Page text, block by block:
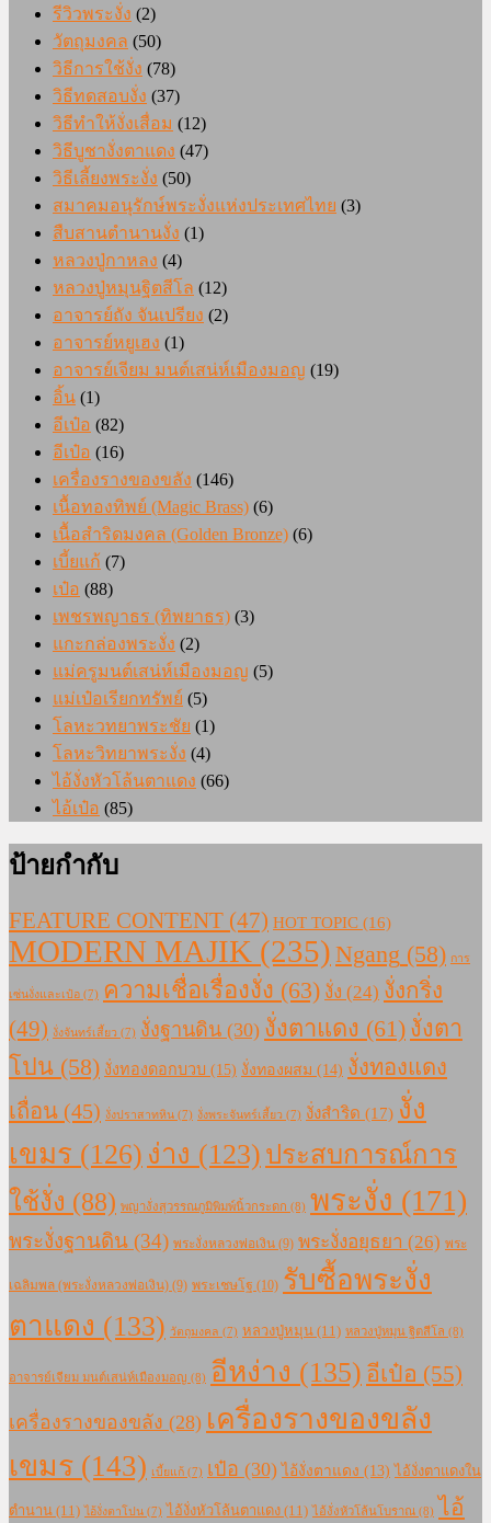
รีวิวพระงั่ง (2)
วัตถุมงคล (50)
วิธีการใช้งั่ง (78)
วิธีทดสอบงั่ง (37)
วิธีทำให้งั่งเสื่อม (12)
วิธีบูชางั่งตาแดง (47)
วิธีเลี้ยงพระงั่ง (50)
สมาคมอนุรักษ์พระงั่งแห่งประเทศไทย (3)
สืบสานตำนานงั่ง (1)
หลวงปู่กาหลง (4)
หลวงปู่หมุนฐิตสีโล (12)
อาจารย์ถัง จันเปรียง (2)
อาจารย์หยูเฮง (1)
อาจารย์เจียม มนต์เสน่ห์เมืองมอญ (19)
อิ้น (1)
อีเป๋อ (82)
อีเป๋อ (16)
เครื่องรางของขลัง (146)
เนื้อทองทิพย์ (Magic Brass) (6)
เนื้อสำริดมงคล (Golden Bronze) (6)
เบี้ยแก้ (7)
เป๋อ (88)
เพชรพญาธร (ทิพยาธร) (3)
แกะกล่องพระงั่ง (2)
แม่ครูมนต์เสน่ห์เมืองมอญ (5)
แม่เป๋อเรียกทรัพย์ (5)
โลหะวทยาพระชัย (1)
โลหะวิทยาพระงั่ง (4)
ไอ้งั่งหัวโล้นตาแดง (66)
ไอ้เป๋อ (85)
ป้ายกำกับ
FEATURE CONTENT (47) HOT TOPIC (16)
MODERN MAJIK (235) Ngang (58) การ
เซ่นงั่งและเป๋อ (7) ความเชื่อเรื่องงั่ง (63) งั่ง (24) งั่งกริ่ง
(49) งั่งจันทร์เสี้ยว (7) งั่งฐานดิน (30) งั่งตาแดง (61) งั่งตา
โปน (58) งั่งทองดอกบวบ (15) งั่งทองผสม (14) งั่งทองแดง
เถื่อน (45) งั่งปราสาทหิน (7) งั่งพระจันทร์เสี้ยว (7) งั่งสำริด (17) งั่ง
เขมร (126) ง่าง (123) ประสบการณ์การ
ใช้งั่ง (88) พญางั่งสุวรรณภูมิพิมพ์นิ้วกระดก (8) พระงั่ง (171)
พระงั่งฐานดิน (34) พระงั่งหลวงพ่อเงิน (9) พระงั่งอยุธยา (26) พระ
เฉลิมพล (พระงั่งหลวงพ่อเงิน) (9) พระเชษโฐ (10) รับซื้อพระงั่ง
ตาแดง (133) วัตถุมงคล (7) หลวงปู่หมุน (11) หลวงปู่หมุน ฐิตสีโล (8)
อาจารย์เจียม มนต์เสน่ห์เมืองมอญ (8) อีหง่าง (135) อีเป๋อ (55)
เครื่องรางของขลัง (28) เครื่องรางของขลัง
เขมร (143) เบี้ยแก้ (7) เป๋อ (30) ไอ้งั่งตาแดง (13) ไอ้งั่งตาแดงใน
ตำนาน (11) ไอ้งั่งตาโปน (7) ไอ้งั่งหัวโล้นตาแดง (11) ไอ้งั่งหัวโล้นโบราณ (8) ไอ้